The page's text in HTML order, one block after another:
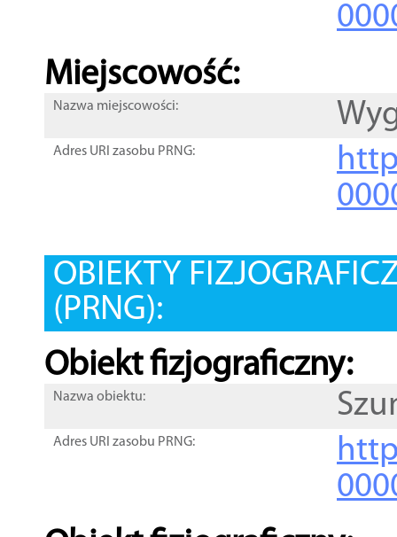
Miejscowość:
Nazwa miejscowości:
Adres URI zasobu PRNG:
OBIEKTY
(PRNG):
Obiekt fizjograficzny:
Nazwa obiektu:
Adres URI zasobu PRNG: